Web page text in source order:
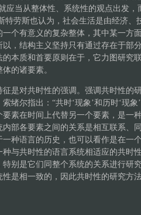
应当从整体性、系统性的观点出发
特劳斯也认为，社会生活是由经济、
个有意义的复杂整体，其中某一方
，结构主义坚持只有通过存在于部
本质和首要原则在于，它力图研究
的诸要素。
是对共时性的强调。强调共时性的
绪尔指出：“共时‘现象’和历时‘现
素在时间上代替另一个要素，是一
部各要素之间的关系是相互联系、
种语言的历史，也可以看作是在一
与共时性的语言系统相适应的共时
别是它们同整个系统的关系进行研
是相一致的，因此共时性的研究方